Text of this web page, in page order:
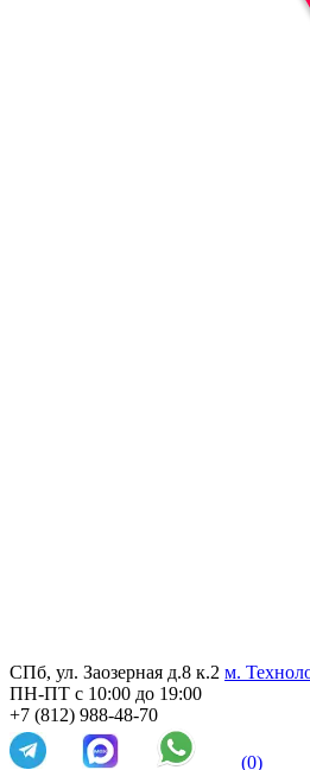
СПб, ул. Заозерная д.8 к.2 м.
ПН-ПТ с 10:00 до 19:00
+7 (812) 988-48-70
(0)